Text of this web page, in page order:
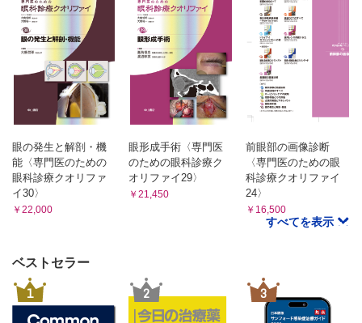
眼の発生と解剖・機
能〈専門医のための
眼科診療クオリファ
イ30〉
￥22,000
眼形成手術〈専門医
のための眼科診療ク
オリファイ29〉
￥21,450
前眼部の画像診断
〈専門医のための眼
科診療クオリファイ
24〉
￥16,500
すべてを表示
ベストセラー
1 2 3